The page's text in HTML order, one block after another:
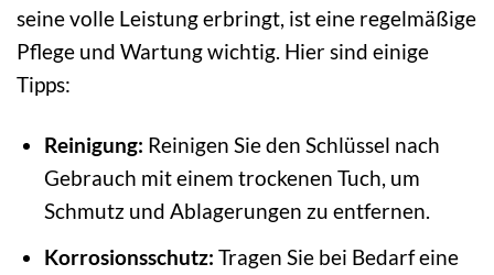
seine volle Leistung erbringt, ist eine regelmäßige
Pflege und Wartung wichtig. Hier sind einige
Tipps:
Reinigung: Reinigen Sie den Schlüssel nach
Gebrauch mit einem trockenen Tuch, um
Schmutz und Ablagerungen zu entfernen.
Korrosionsschutz: Tragen Sie bei Bedarf eine